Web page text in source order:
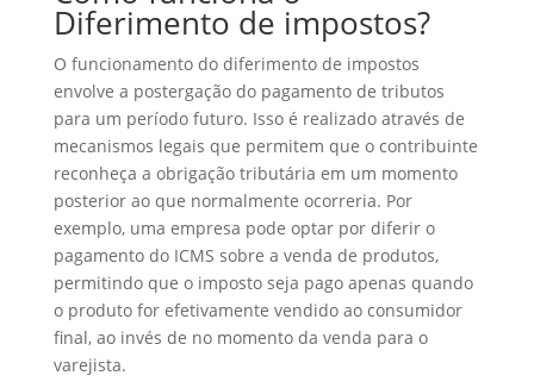
Diferimento de impostos?
O funcionamento do diferimento de impostos
envolve a postergação do pagamento de tributos
para um período futuro. Isso é realizado através de
mecanismos legais que permitem que o contribuinte
reconheça a obrigação tributária em um momento
posterior ao que normalmente ocorreria. Por
exemplo, uma empresa pode optar por diferir o
pagamento do ICMS sobre a venda de produtos,
permitindo que o imposto seja pago apenas quando
o produto for efetivamente vendido ao consumidor
final, ao invés de no momento da venda para o
varejista.